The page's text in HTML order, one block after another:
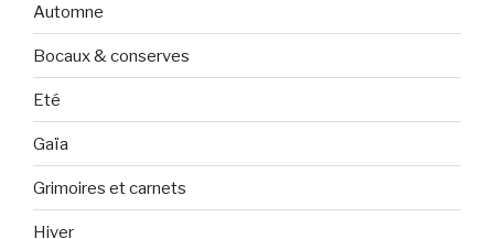
Automne
Bocaux & conserves
Eté
Gaïa
Grimoires et carnets
Hiver